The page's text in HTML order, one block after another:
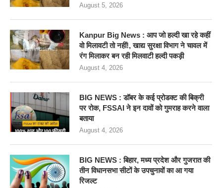
August 5, 2026
Kanpur Big News : आप जो हल्दी खा रहे कहीं
वो मिलावटी तो नहीं!, खाद्य सुरक्षा विभाग ने चावल में
रंग मिलाकर बन रही मिलवाटी हल्दी पकड़ी
August 4, 2026
BIG NEWS : डॉबर के कई प्रोडक्ट की बिक्री
पर रोक, FSSAI ने इन दावों को गुमराह करने वाला
बताया
August 4, 2026
BIG NEWS : बिहार, मध्य प्रदेश और गुजरात की
तीन विधानसभा सीटों के उपचुनावों का आ गया
रिजल्ट